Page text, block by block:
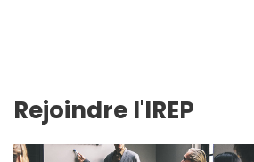
Rejoindre l'IREP